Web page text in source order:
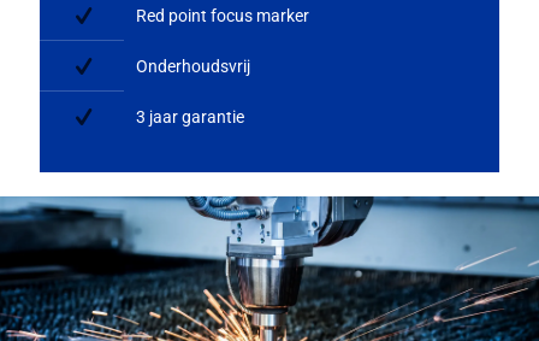
Red point focus marker
Onderhoudsvrij
3 jaar garantie